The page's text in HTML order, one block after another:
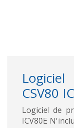
CSV80
Logiciel de
ICV80E